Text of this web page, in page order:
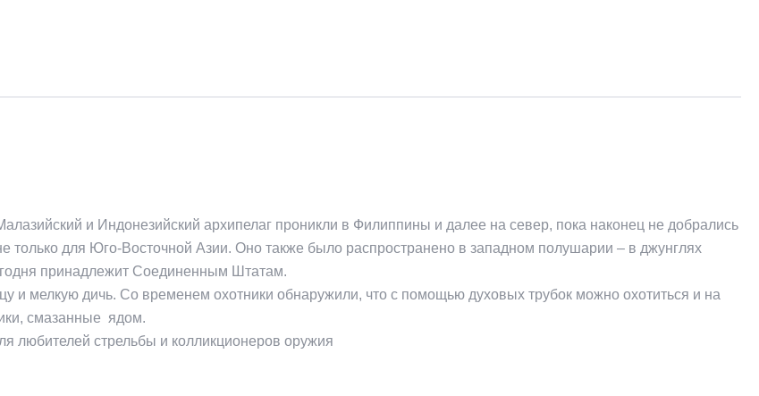
и Индонезийский архипелаг проникли в Филиппины и далее на север, пока наконец не добрались
только для Юго-Восточной Азии. Оно также было распространено в западном полушарии – в джунглях
принадлежит Соединенным Штатам.
и мелкую дичь. Со временем охотники обнаружили, что с помощью духовых трубок можно охотиться и на
смазанные ядом.
любителей стрельбы и колликционеров оружия